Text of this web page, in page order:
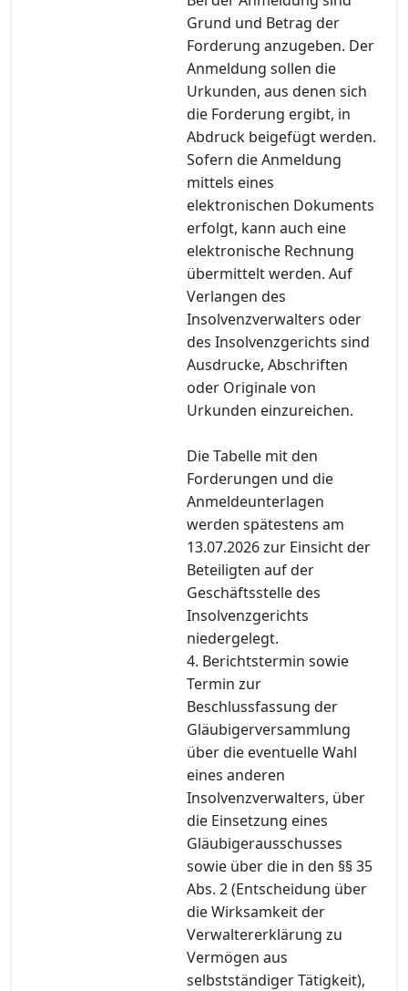
Grund und Betrag der
Forderung anzugeben. Der
Anmeldung sollen die
Urkunden, aus denen sich
die Forderung ergibt, in
Abdruck beigefügt werden.
Sofern die Anmeldung
mittels eines
elektronischen Dokuments
erfolgt, kann auch eine
elektronische Rechnung
übermittelt werden. Auf
Verlangen des
Insolvenzverwalters oder
des Insolvenzgerichts sind
Ausdrucke, Abschriften
oder Originale von
Urkunden einzureichen.
Die Tabelle mit den
Forderungen und die
Anmeldeunterlagen
werden spätestens am
13.07.2026 zur Einsicht der
Beteiligten auf der
Geschäftsstelle des
Insolvenzgerichts
niedergelegt.
4. Berichtstermin sowie
Termin zur
Beschlussfassung der
Gläubigerversammlung
über die eventuelle Wahl
eines anderen
Insolvenzverwalters, über
die Einsetzung eines
Gläubigerausschusses
sowie über die in den §§ 35
Abs. 2 (Entscheidung über
die Wirksamkeit der
Verwaltererklärung zu
Vermögen aus
selbstständiger Tätigkeit),